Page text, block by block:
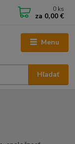
Menu
Hľadať
0 ks
za 0,00 €